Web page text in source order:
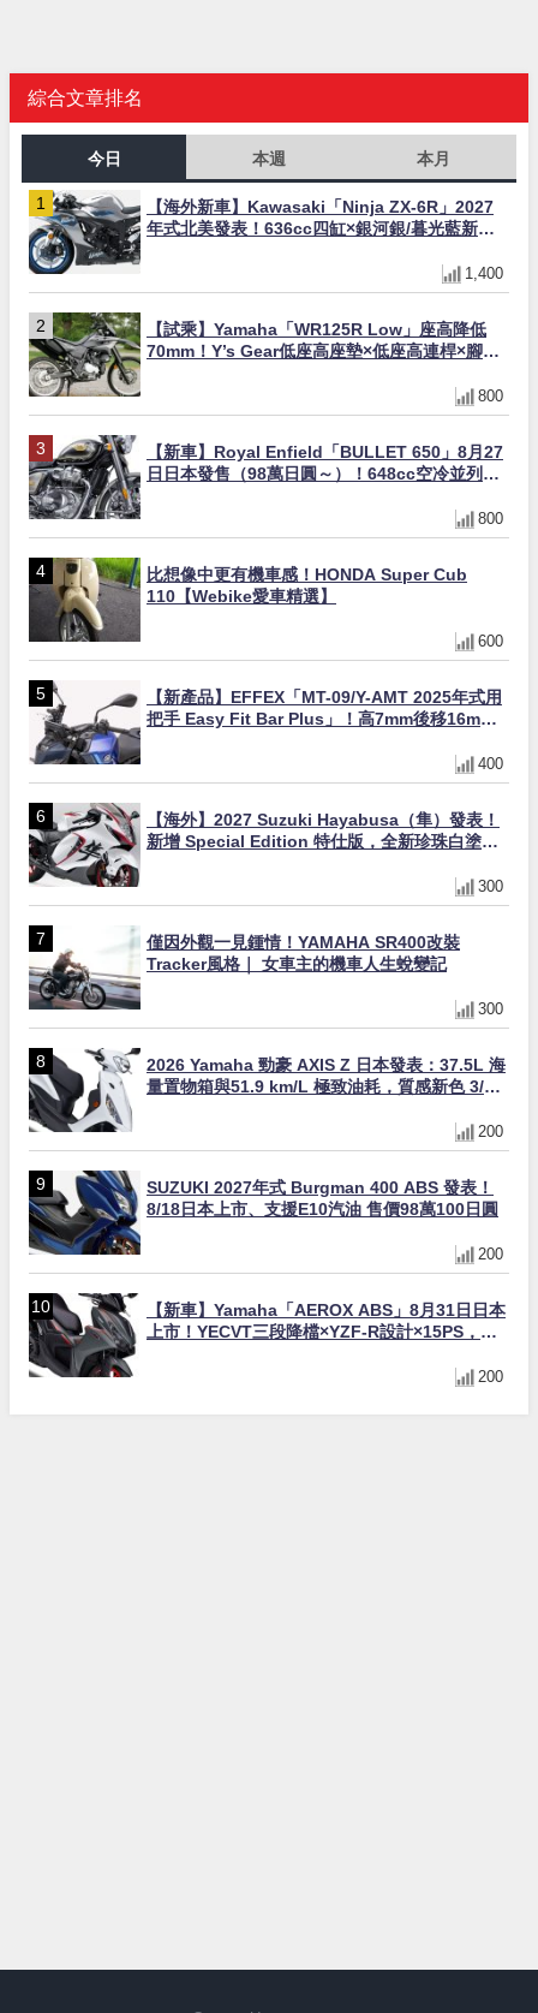
綜合文章排名
今日 本週 本月
【海外新車】Kawasaki「Ninja ZX-6R」2027
年式北美發表！636cc四缸×銀河銀/暮光藍新色
1,400
【試乘】Yamaha「WR125R Low」座高降低
70mm！Y’s Gear低座高座墊×低座高連桿×腳踏
800
【新車】Royal Enfield「BULLET 650」8月27
日日本發售（98萬日圓～）！648cc空冷並列雙
800
比想像中更有機車感！HONDA Super Cub
110【Webike愛車精選】
600
【新產品】EFFEX「MT-09/Y-AMT 2025年式用
把手 Easy Fit Bar Plus」！高7mm後移16mm
400
【海外】2027 Suzuki Hayabusa（隼）發表！
新增 Special Edition 特仕版，全新珍珠白塗裝
300
僅因外觀一見鍾情！YAMAHA SR400改裝
Tracker風格｜ 女車主的機車人生蛻變記
300
2026 Yamaha 勁豪 AXIS Z 日本發表：37.5L 海
量置物箱與51.9 km/L 極致油耗，質感新色 3/31
200
SUZUKI 2027年式 Burgman 400 ABS 發表！
8/18日本上市、支援E10汽油 售價98萬100日圓
200
【新車】Yamaha「AEROX ABS」8月31日日本
上市！YECVT三段降檔×YZF-R設計×15PS，最
200